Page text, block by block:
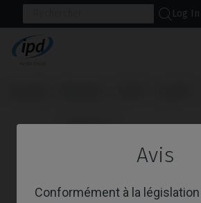
Avis
Conformément à la
Log
                      Analogue